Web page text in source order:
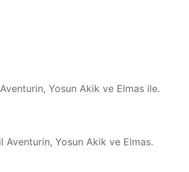
Yosun Akik ve Elmas ile.
Aventurin, Yosun Akik ve Elmas.